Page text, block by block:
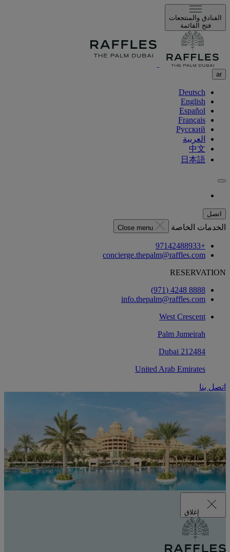
الفنادق والمنتجعات
فتح القائمة
ar
Deutsch
English
Español
Français
Русский
العربية
中文
日本語
اتصل
الخدمات الخاصة Close menu
+97142488933
concierge.thepalm@raffles.com
RESERVATION
8888 4248 (971)
info.thepalm@raffles.com
West Crescent
Palm Jumeirah
212484 Dubai
United Arab Emirates
اتصل بنا
إغلاق